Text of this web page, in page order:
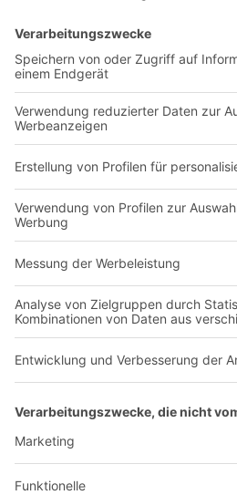
Lösungen
Intralogistiklösungen
Regalsysteme
Transportsysteme
Dienstleistungen
Kontaktformular
Unternehmen
Über uns
Produktionsstandorte
Karriere
Follow us
BIT O
YOUR LIFE.